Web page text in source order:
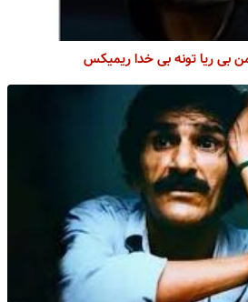
بی ریا تونه بی خدا ریمیکس